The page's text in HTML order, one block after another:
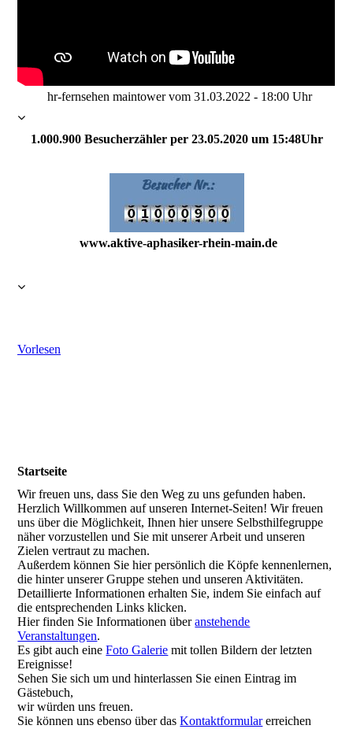
hr-fernsehen maintower vom 31.03.2022 - 18:00 Uhr
1.000.900 Besucherzähler per 23.05.2020 um 15:48Uhr
www.aktive-aphasiker-rhein-main.de
Startseite
Wir freuen uns, dass Sie den Weg zu uns gefunden haben.
Herzlich Willkommen auf unseren Internet-Seiten! Wir freuen
uns über die Möglichkeit, Ihnen hier unsere Selbsthilfegruppe
näher vorzustellen und Sie mit unserer Arbeit und unseren
Zielen vertraut zu machen.
Außerdem können Sie hier persönlich die Köpfe kennenlernen,
die hinter unserer Gruppe stehen und unseren Aktivitäten.
Detaillierte Informationen erhalten Sie, indem Sie einfach auf
die entsprechenden Links klicken.
Hier finden Sie Informationen überanstehende
Veranstaltungen.
Es gibt auch eineFoto Galerie mit tollen Bildern der letzten
Ereignisse!
Sehen Sie sich um und hinterlassen Sie einen Eintrag im
Gästebuch,
wir würden uns freuen.
Sie können uns ebenso über dasKontaktformularerreichen